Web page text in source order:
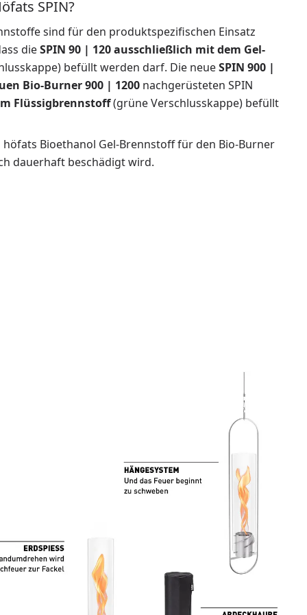
SPIN?
sind für den produktspezifischen Einsatz
dieSPIN 90 | 120 ausschließlich mit dem Gel-
befüllt werden darf. Die neueSPIN 900 |
Bio-Burner 900 | 1200 nachgerüsteten SPIN
Flüssigbrennstoff(grüne Verschlusskappe) befüllt
Bioethanol Gel-Brennstoff für den Bio-Burner
dauerhaft beschädigt wird.